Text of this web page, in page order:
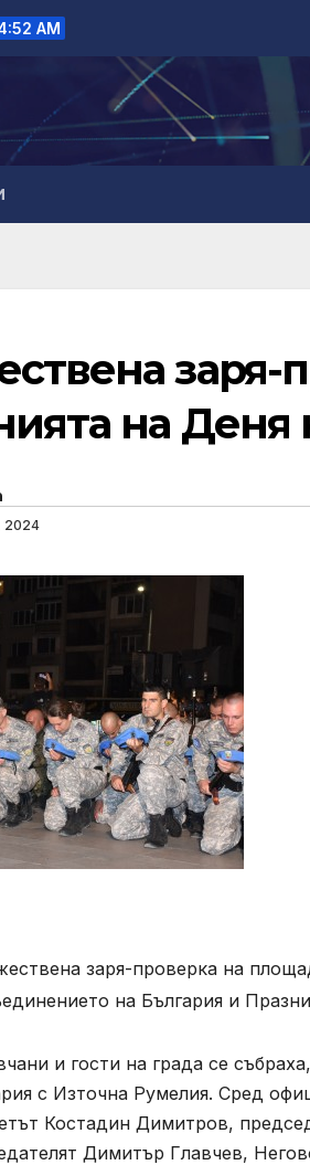
AM
заря-
на
2024
заря-проверка на
на България и
и гости на града се
с Източна Румелия. Сред
Костадин Димитров,
Димитър Главчев,